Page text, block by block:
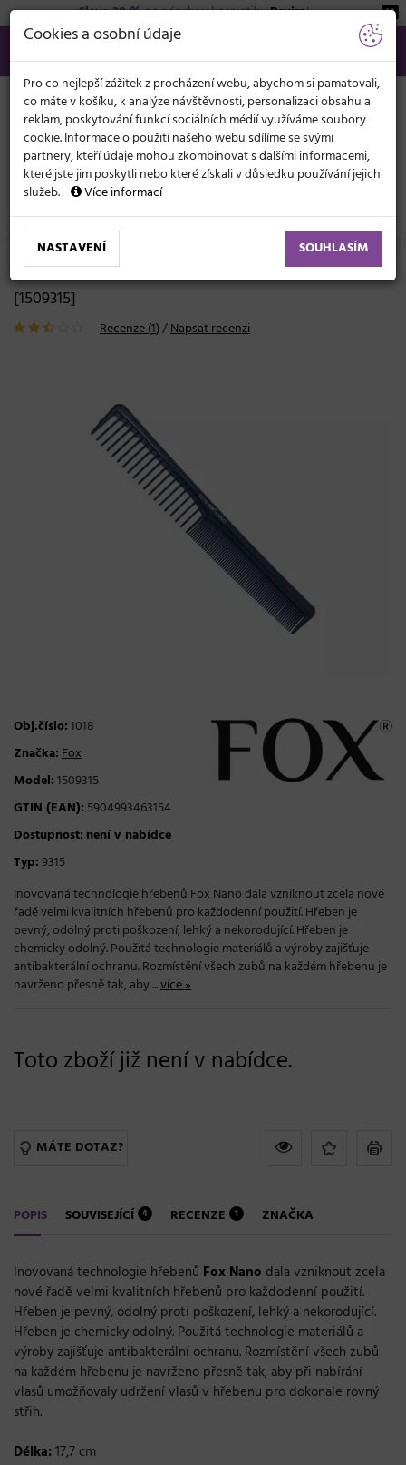
Sleva 20 %na pánskou kosmetikuBeviro!
566 440 099
info@svetkadernictvi.cz
Po−pá: 8−17
Vše o nákupu Kč
KATEGORIE
MENU
Kadeřnické potřeby Hřebeny Klasické
Hřeben Fox NANO 9315 - 17,7 cm
[1509315]
Recenze (1)/Napsat recenzi
Obj.číslo:1018
Značka:Fox
Model:1509315
GTIN (EAN): 5904993463154
Dostupnost: není v nabídce
Typ:9315
Inovovaná technologie hřebenů Fox Nano dala vzniknout zcela nové
řadě velmi kvalitních hřebenů pro každodenní použití. Hřeben je
pevný, odolný proti poškození, lehký a nekorodující. Hřeben je
chemicky odolný. Použitá technologie materiálů a výroby zajišťuje
antibakterální ochranu. Rozmístění všech zubů na každém hřebenu je
navrženo přesně tak, aby ...více »
Toto zboží již není v nabídce.
MÁTE DOTAZ?
POPIS SOUVISEJÍCÍ 4 RECENZE 1 ZNAČKA
Inovovaná technologie hřebenů Fox Nano dala vzniknout zcela
nové řadě velmi kvalitních hřebenů pro každodenní použití.
Hřeben je pevný, odolný proti poškození, lehký a nekorodující.
Hřeben je chemicky odolný. Použitá technologie materiálů a
výroby zajišťuje antibakterální ochranu. Rozmístění všech zubů
na každém hřebenu je navrženo přesně tak, aby při nabírání
vlasů umožňovaly udržení vlasů v hřebenu pro dokonale rovný
střih.
Délka:17,7 cm
Cookies a osobní údaje
Pro co nejlepší zážitek z procházení webu, abychom si pamatovali,
co máte v košíku, k analýze návštěvnosti, personalizaci obsahu a
reklam, poskytování funkcí sociálních médií využíváme soubory
cookie. Informace o použití našeho webu sdílíme se svými
partnery, kteří údaje mohou zkombinovat s dalšími informacemi,
které jste jim poskytli nebo které získali v důsledku používání jejich
služeb.
Více informací
NASTAVENÍ SOUHLASÍM